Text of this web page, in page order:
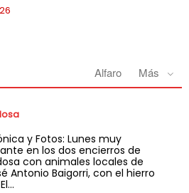
Alfaro Más
y Fotos: Lunes muy
en los dos encierros de
con animales locales de
Antonio Baigorri, con el hierro